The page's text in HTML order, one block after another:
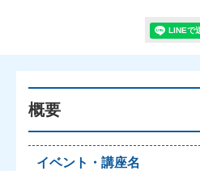
概要
イベント・講座名